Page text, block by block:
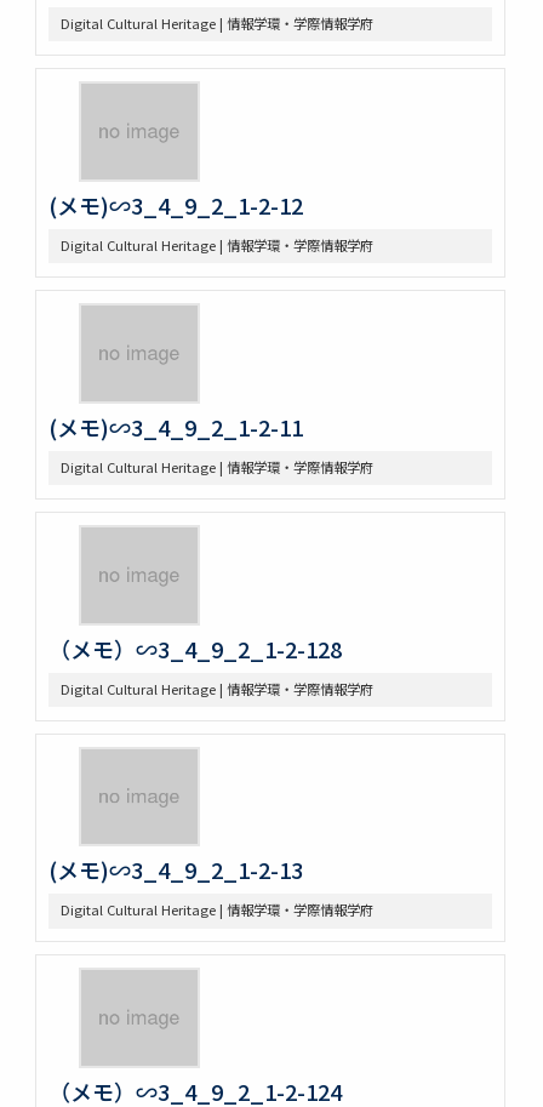
Digital Cultural Heritage | 情報学環・学際情報学府
(メモ)∽3_4_9_2_1-2-12
Digital Cultural Heritage | 情報学環・学際情報学府
(メモ)∽3_4_9_2_1-2-11
Digital Cultural Heritage | 情報学環・学際情報学府
（メモ）∽3_4_9_2_1-2-128
Digital Cultural Heritage | 情報学環・学際情報学府
(メモ)∽3_4_9_2_1-2-13
Digital Cultural Heritage | 情報学環・学際情報学府
（メモ）∽3_4_9_2_1-2-124